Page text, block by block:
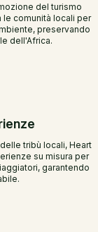
del turismo
comunità locali per
preservando
dell'Africa.
tribù locali, Heart
su misura per
garantendo